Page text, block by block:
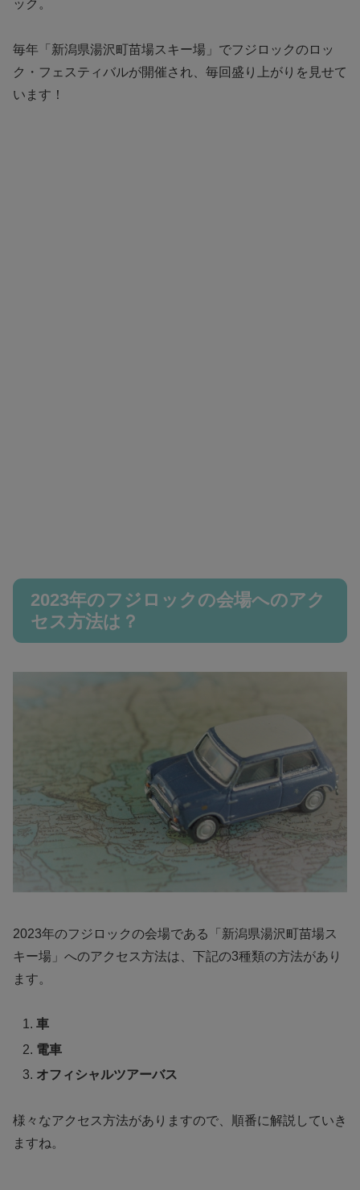
ック。
毎年「新潟県湯沢町苗場スキー場」でフジロックのロッ
ク・フェスティバルが開催され、毎回盛り上がりを見せて
います！
2023年のフジロックの会場へのアク
セス方法は？
2023年のフジロックの会場である「新潟県湯沢町苗場ス
キー場」へのアクセス方法は、下記の3種類の方法があり
ます。
車
電車
オフィシャルツアーバス
様々なアクセス方法がありますので、順番に解説していき
ますね。